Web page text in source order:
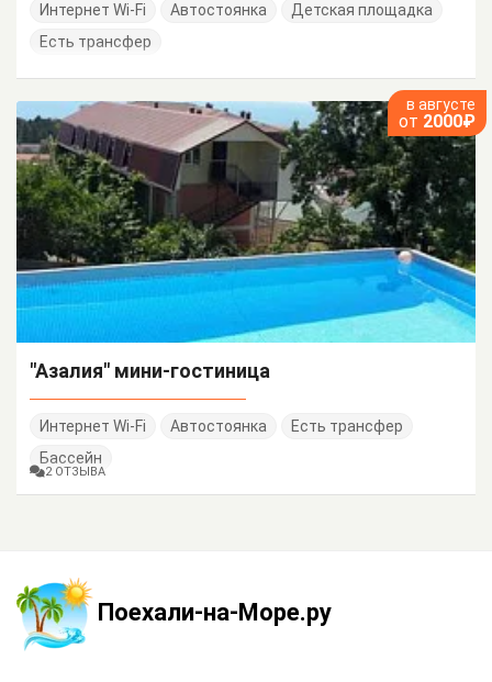
Интернет Wi-Fi Автостоянка
Детская площадка
Есть трансфер
в августе
от 2000₽
"Азалия" мини-гостиница
Интернет Wi-Fi Автостоянка
Есть трансфер
Бассейн
2 ОТЗЫВА
Поехали-на-Море.ру